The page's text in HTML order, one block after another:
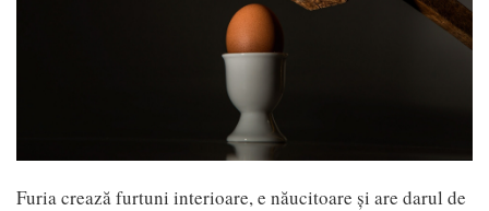
Furia crează furtuni interioare, e năucitoare și are darul de